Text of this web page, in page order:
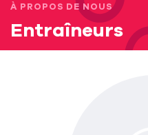
À PROPOS DE NOUS
Entraîneurs